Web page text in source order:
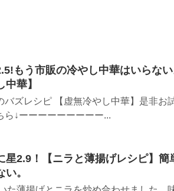
もう市販の冷やし中華はいらな
華】
ズレシピ 【虚無冷やし中華】是非お
↓ーーーーーーーーー...
星2.9！【ニラと薄揚げレシピ】簡
。